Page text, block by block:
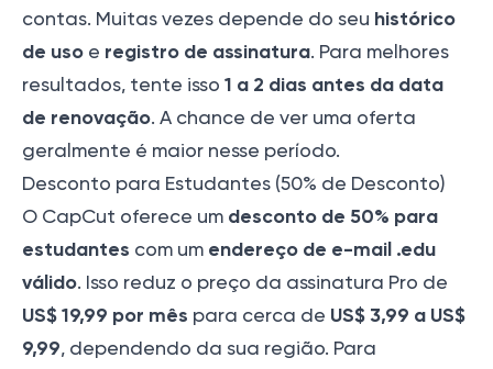
contas. Muitas vezes depende do seu histórico
de uso e registro de assinatura. Para melhores
resultados, tente isso 1 a 2 dias antes da data
de renovação. A chance de ver uma oferta
geralmente é maior nesse período.
Desconto para Estudantes (50% de Desconto)
O CapCut oferece um desconto de 50% para
estudantes com um endereço de e-mail .edu
válido. Isso reduz o preço da assinatura Pro de
US$ 19,99 por mês para cerca de US$ 3,99 a US$
9,99, dependendo da sua região. Para